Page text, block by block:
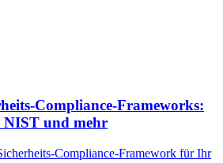
Compliance-Frameworks:
NIST und mehr
Compliance-Framework für Ihr